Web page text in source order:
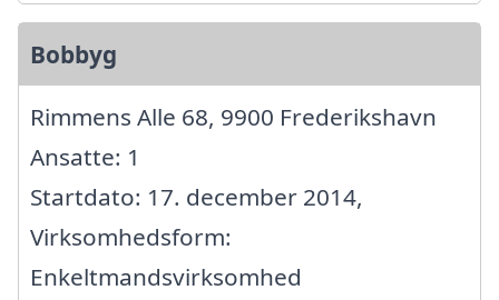
Bobbyg
Rimmens Alle 68, 9900 Frederikshavn
Ansatte: 1
Startdato: 17. december 2014,
Virksomhedsform:
Enkeltmandsvirksomhed